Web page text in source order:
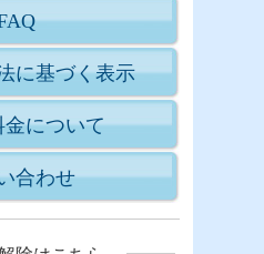
に基づく表示
金について
合わせ